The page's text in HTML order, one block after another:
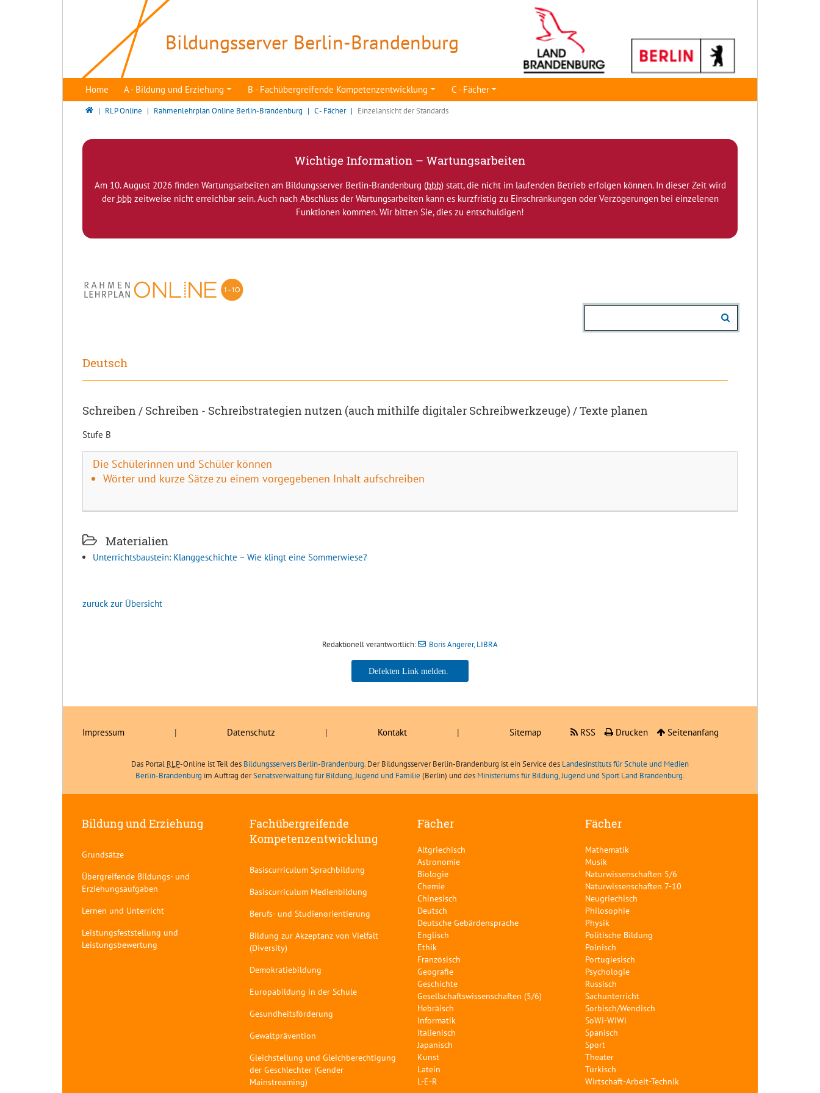
Bildungsserver Berlin-Brandenburg
Home A - Bildung und Erziehung B - Fachübergreifende Kompetenzentwicklung C - Fächer
Bildungsserver Berlin - Brandenburg
RLP Online Rahmenlehrplan Online Berlin-Brandenburg C - Fächer Einzelansicht der Standards
Wichtige Information – Wartungsarbeiten
Am 10. August 2026 finden Wartungsarbeiten am Bildungsserver Berlin-Brandenburg (bbb) statt, die nicht im laufenden Betrieb erfolgen können. In dieser Zeit wird
der bbbzeitweise nicht erreichbar sein. Auch nach Abschluss der Wartungsarbeiten kann es kurzfristig zu Einschränkungen oder Verzögerungen bei einzelenen
Funktionen kommen. Wir bitten Sie, dies zu entschuldigen!
Deutsch
Schreiben / Schreiben - Schreibstrategien nutzen (auch mithilfe digitaler Schreibwerkzeuge) / Texte planen
Stufe B
Die Schülerinnen und Schüler können
Wörter und kurze Sätze zu einem vorgegebenen Inhalt aufschreiben
Materialien
Unterrichtsbaustein: Klanggeschichte – Wie klingt eine Sommerwiese?
zurück zur Übersicht
Redaktionell verantwortlich: Boris Angerer, LIBRA
Boris Angerer, LIBRA
Impressum | Datenschutz | Kontakt | Sitemap RSS Drucken Seitenanfang
Das Portal RLP-Online ist Teil des Bildungsservers Berlin-Brandenburg. Der Bildungsserver Berlin-Brandenburg ist ein Service des Landesinstituts für Schule und Medien
Berlin-Brandenburg im Auftrag derSenatsverwaltung für Bildung, Jugend und Familie (Berlin) und des Ministeriums für Bildung, Jugend und Sport Land Brandenburg.
Bildung und Erziehung
Grundsätze
Übergreifende Bildungs- und
Erziehungsaufgaben
Lernen und Unterricht
Leistungsfeststellung und
Leistungsbewertung
Fachübergreifende
Kompetenzentwicklung
Basiscurriculum Sprachbildung
Basiscurriculum Medienbildung
Berufs- und Studienorientierung
Bildung zur Akzeptanz von Vielfalt
(Diversity)
Demokratiebildung
Europabildung in der Schule
Gesundheitsförderung
Gewaltprävention
Gleichstellung und Gleichberechtigung
der Geschlechter (Gender
Mainstreaming)
Fächer
Altgriechisch
Astronomie
Biologie
Chemie
Chinesisch
Deutsch
Deutsche Gebärdensprache
Englisch
Ethik
Französisch
Geografie
Geschichte
Gesellschaftswissenschaften (5/6)
Hebräisch
Informatik
Italienisch
Japanisch
Kunst
Latein
L-E-R
Fächer
Mathematik
Musik
Naturwissenschaften 5/6
Naturwissenschaften 7-10
Neugriechisch
Philosophie
Physik
Politische Bildung
Polnisch
Portugiesisch
Psychologie
Russisch
Sachunterricht
Sorbisch/Wendisch
SoWi-WiWi
Spanisch
Sport
Theater
Türkisch
Wirtschaft-Arbeit-Technik